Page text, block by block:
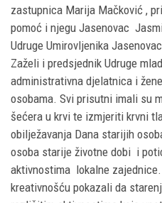
zastupnica Marija Mačković ,
pomoć i njegu Jasenovac
Udruge Umirovljenika
Zaželi i predsjednik Udruge
administrativna djelatnica i
osobama. Svi prisutni imali su
šećera u krvi te izmjeriti krvni
obilježavanja Dana starijih
osoba starije životne dobi i
aktivnostima lokalne
kreativnošću pokazali da